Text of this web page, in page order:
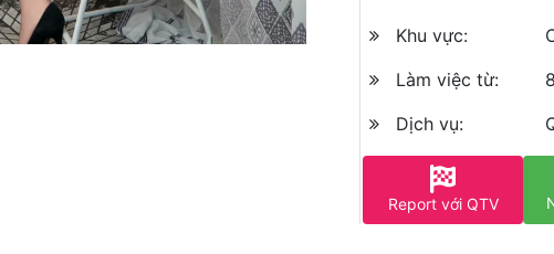
Khu vực:
Làm việc từ:
Dịch vụ:
Report với QTV